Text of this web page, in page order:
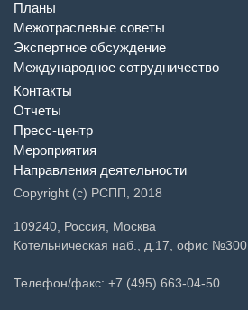
Планы
Межотраслевые советы
Экспертное обсуждение
Международное сотрудничество
Контакты
Отчеты
Пресс-центр
Мероприятия
Направления деятельности
Copyright (c) РСПП, 2018
109240, Россия, Москва
Котельническая наб., д.17, офис №300
Телефон/факс: +7 (495) 663-04-50